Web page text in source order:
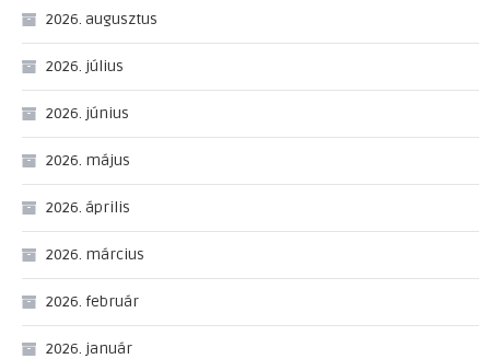
2026. augusztus
2026. július
2026. június
2026. május
2026. április
2026. március
2026. február
2026. január